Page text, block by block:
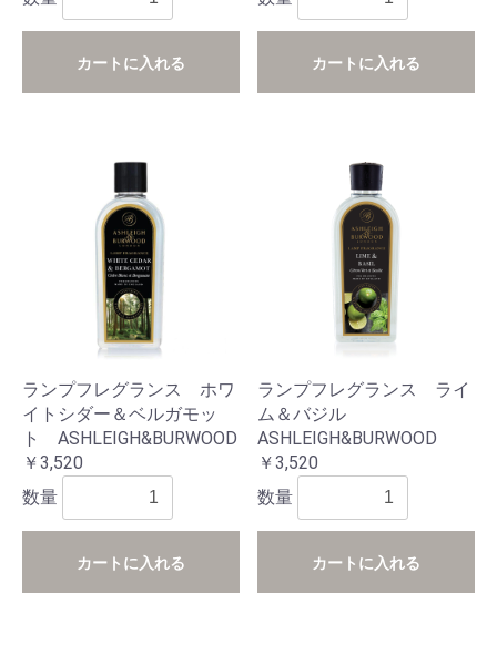
カートに入れる カートに入れる
ランプフレグランス ホワ
イトシダー＆ベルガモッ
ト ASHLEIGH&BURWOOD
￥3,520
数量
カートに入れる
ランプフレグランス ライ
ム＆バジル
ASHLEIGH&BURWOOD
￥3,520
数量
カートに入れる